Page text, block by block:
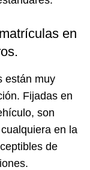
en
están muy
Fijadas en
son
en la
de